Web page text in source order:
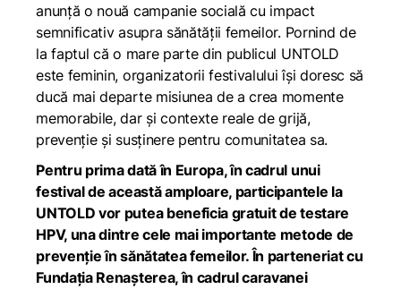
anunță o nouă campanie socială cu impact
semnificativ asupra sănătății femeilor. Pornind de
la faptul că o mare parte din publicul UNTOLD
este feminin, organizatorii festivalului își doresc să
ducă mai departe misiunea de a crea momente
memorabile, dar și contexte reale de grijă,
prevenție și susținere pentru comunitatea sa.
Pentru prima dată în Europa, în cadrul unui
festival de această amploare, participantele la
UNTOLD vor putea beneficia gratuit de testare
HPV, una dintre cele mai importante metode de
prevenție în sănătatea femeilor. În parteneriat cu
Fundația Renașterea, în cadrul caravanei